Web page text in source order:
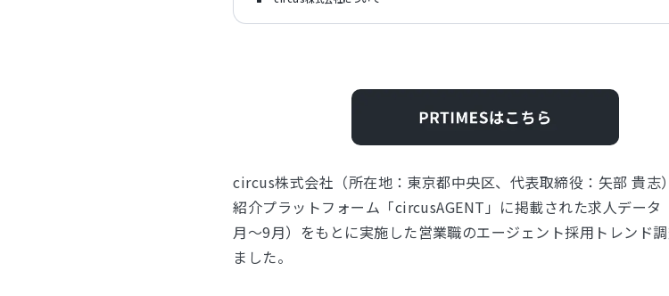
circus株式会社（所在地：東京都中央区、代表取締役：⽮部 貴志
紹介プラットフォーム「circusAGENT」に掲載された求⼈データ
⽉〜9⽉）をもとに実施した営業職のエージェント採⽤トレンド
ました。